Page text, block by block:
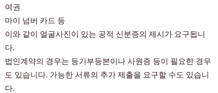
여권
마이 넘버 카드 등
이와 같이 얼굴사진이 있는 공적 신분증의 제시가 요구됩니
다.
법인계약의 경우는 등기부등본이나 사원증 등이 필요한 경우
도 있습니다. 가능한 서류의 추가 제출을 요구할 수도 있습니
다.